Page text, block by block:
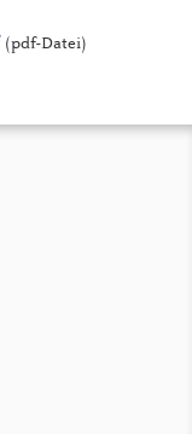
(pdf-Datei)